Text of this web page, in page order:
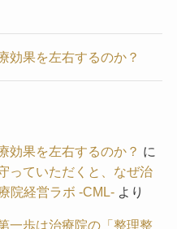
効果を左右するのか？
効果を左右するのか？ に
っていただくと、なぜ治
院経営ラボ -CML-より
一歩は治療院の「整理整